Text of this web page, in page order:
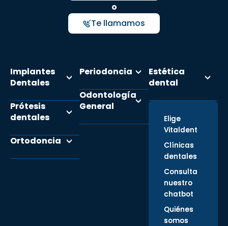
o
Te llamamos
Implantes
Dentales
Prótesis
dentales
Ortodoncia
Periodoncia
Odontología
General
Estética
dental
Elige
Vitaldent
Clínicas
dentales
Consulta
nuestro
chatbot
Quiénes
somos